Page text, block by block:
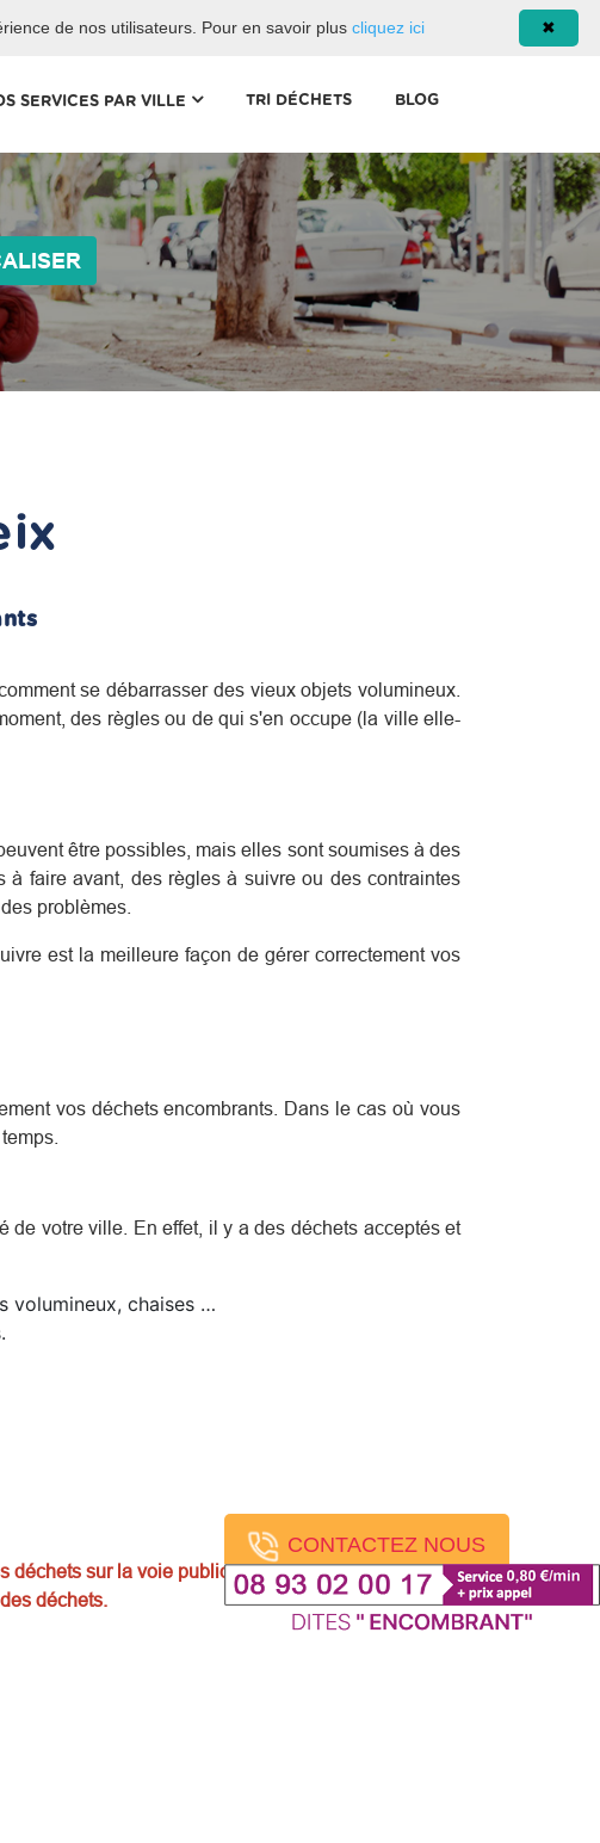
08 93 02 00 17
CONTACTEZ NOUS
SERVICES PAR VILLE (CURRENT)TRI DÉCHETS BLOG
se débarrasser des vieux objets volumineux.
des règles ou de qui s'en occupe (la ville elle-
être possibles, mais elles sont soumises à des
faire avant, des règles à suivre ou des contraintes
problèmes.
est la meilleure façon de gérer correctement vos
vos déchets encombrants. Dans le cas où vous
de votre ville. En effet, il y a des déchets acceptés et
volumineux, chaises …
déchets sur la voie publique. La mise en garde, les
déchets.
✖
de nos utilisateurs. Pour en savoir plus cliquez ici